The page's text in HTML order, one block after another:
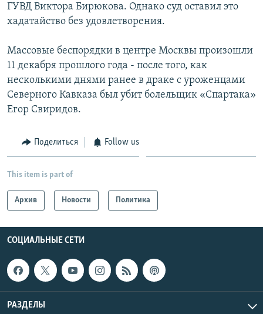
ГУВД Виктора Бирюкова. Однако суд оставил это
хадатайство без удовлетворения.
Массовые беспорядки в центре Москвы произошли
11 декабря прошлого года - после того, как
несколькими днями ранее в драке с уроженцами
Северного Кавказа был убит болельщик «Спартака»
Егор Свиридов.
Поделиться Follow us
This item is part of
Архив Новости Политика
СОЦИАЛЬНЫЕ СЕТИ
РАЗДЕЛЫ